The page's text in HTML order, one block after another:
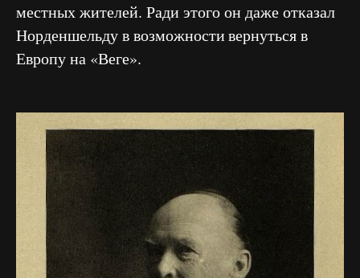
местных жителей. Ради этого он даже отказал
Норденшельду в возможностивернуться в
Европу на «Веге».